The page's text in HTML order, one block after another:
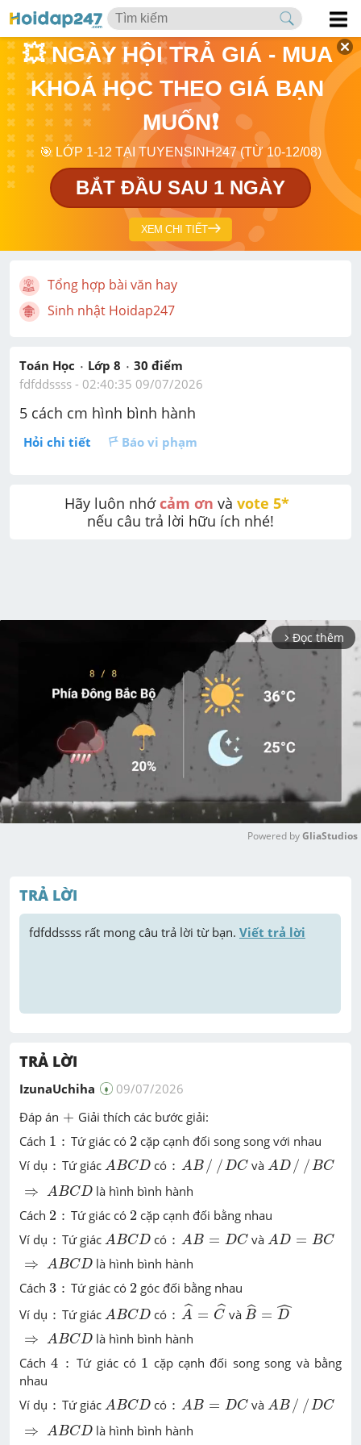
💥 NGÀY HỘI TRẢ GIÁ - MUA
KHOÁ HỌC THEO GIÁ BẠN
MUỐN❗
🎯 LỚP 1-12 TẠI TUYENSINH247 (TỪ 10-12/08)
BẮT ĐẦU SAU 1 NGÀY
XEM CHI TIẾT
Tổng hợp bài văn hay
Sinh nhật Hoidap247
Toán Học Lớp 8 30 điểm
fdfddssss - 02:40:35 09/07/2026
5 cách cm hình bình hành
Hỏi chi tiết Báo vi phạm
Hãy luôn nhớ cảm ơn và vote 5*
nếu câu trả lời hữu ích nhé!
arrow_forward_ios Đọc thêm
e
Powered by GliaStudios
TRẢ LỜI
fdfddssss rất mong câu trả lời từ bạn. Viết trả lời
TRẢ LỜI
IzunaUchiha
09/07/2026
Đáp án +
+
Giải thích các bước giải:
Cách 1
1 :: Tứ giác có 2
2 cặp cạnh đối song song với nhau
Ví dụ :: Tứ giác ABCD
A BCD có :
: AB / /DC
AB/ /DC và AD / /BC
AD/ /BC
⇒
⇒ ABCD
A BCD là hình bình hành
Cách 2
2 :: Tứ giác có 2
2 cặp cạnh đối bằng nhau
Ví dụ :: Tứ giácABCD
A BCD có :
: AB = DC
AB= DC và AD = BC
AD= BC
⇒
⇒ ABCD
A BCD là hình bình hành
Cách 3
3 :: Tứ giác có 2
2 góc đối bằng nhau
Ví dụ :: Tứ giác ABCD
A BCD có :
: ˆ
A = ˆ
C
A^ ^
và ˆ
B = ˆ
D
B^ D^
⇒
⇒ ABCD
A BCD là hình bình hành
Cách4
4 :
: Tứ giác có 1
1 cặp cạnh đối song song và bằng
nhau
Ví dụ :: Tứ giác ABCD
A BCD có :
: AB = DC
AB= và AB / /DC
AB/ /DC
⇒
⇒ ABCD
A BCD là hình bình hành